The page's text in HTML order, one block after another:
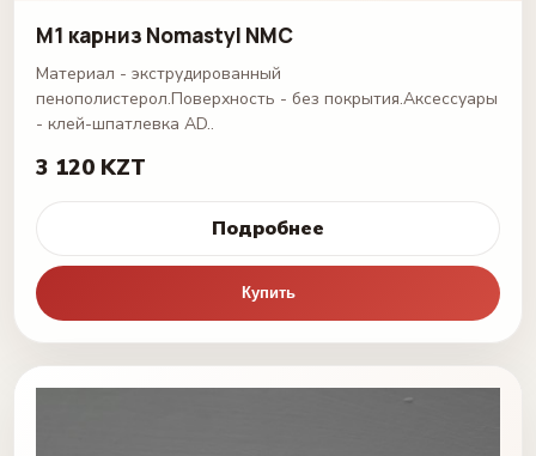
M1 карниз Nomastyl NMC
Материал - экструдированный
пенополистерол.Поверхность - без покрытия.Аксессуары
- клей-шпатлевка AD..
3 120 KZT
Подробнее
Купить